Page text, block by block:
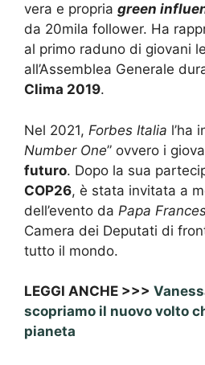
vera e propria green
da 20mila follower. Ha
al primo raduno di giovani
all’Assemblea Generale
Clima 2019.
Nel 2021, Forbes Italia l’ha
Number One” ovvero i
futuro. Dopo la sua
COP26, è stata invitata a
dell’evento da Papa
Camera dei Deputati di
tutto il mondo.
LEGGI ANCHE >>>
scopriamo il nuovo volto
pianeta